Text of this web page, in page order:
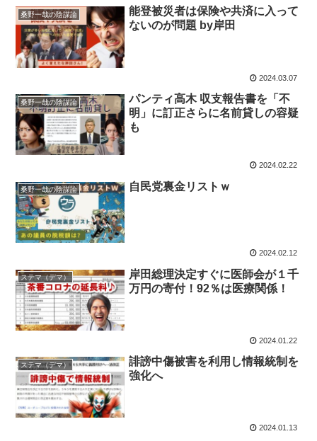
桑野一哉の陰謀論
能登被災者は保険や共済に入って
ないのが問題 by岸田
2024.03.07
桑野一哉の陰謀論
パンティ高木 収支報告書を「不
明」に訂正さらに名前貸しの容疑
も
2024.02.22
桑野一哉の陰謀論 自民党裏金リストｗ
2024.02.12
ステマ（デマ）
岸田総理決定すぐに医師会が１千
万円の寄付！92％は医療関係！
2024.01.22
ステマ（デマ）
誹謗中傷被害を利用し情報統制を
強化へ
2024.01.13